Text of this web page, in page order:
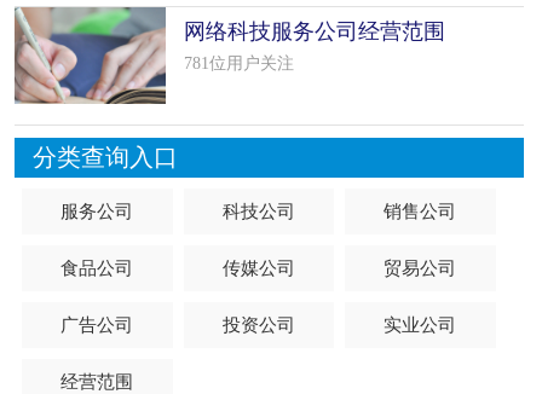
网络科技服务公司经营范围
781位用户关注
分类查询入口
服务公司 科技公司 销售公司
食品公司 传媒公司 贸易公司
广告公司 投资公司 实业公司
经营范围